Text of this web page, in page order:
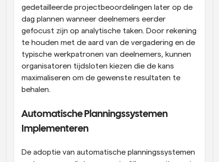
gedetailleerde projectbeoordelingen later op de
dag plannen wanneer deelnemers eerder
gefocust zijn op analytische taken. Door rekening
te houden met de aard van de vergadering en de
typische werkpatronen van deelnemers, kunnen
organisatoren tijdsloten kiezen die de kans
maximaliseren om de gewenste resultaten te
behalen.
Automatische Planningssystemen
Implementeren
De adoptie van automatische planningssystemen